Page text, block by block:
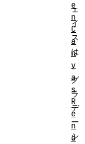
ェ
イ
ス
は
、
グ
ラ
デ
ー
シ
e
n
C
a
n
v
a
s
R
e
n
d